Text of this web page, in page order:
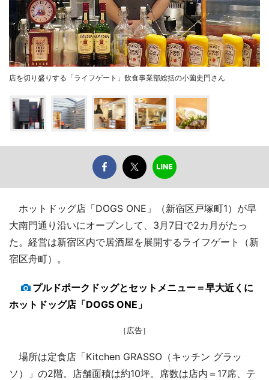
店を切り盛りする「ライフゲート」飲食事業部総括の小薗史門さん
ホットドッグ店「DOGS ONE」（新宿区戸塚町1）が早
大南門通り沿いにオープンして、3月7日で2カ月がたっ
た。経営は新宿区内で居酒屋を展開するライフゲート（新
宿区舟町）。
プルドポークドッグとセットメニュー＝早大近くに
ホットドッグ店「DOGS ONE」
［広告］
場所は定食店「Kitchen GRASSO（キッチン グラッ
ソ）」の2階。店舗面積は約10坪。席数は店内＝17席、テ